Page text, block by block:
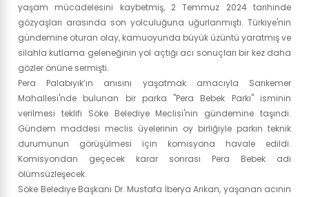
yaşam mücadelesini kaybetmiş, 2 Temmuz 2024 tarihinde
gözyaşları arasında son yolculuğuna uğurlanmıştı. Türkiye'nin
gündemine oturan olay, kamuoyunda büyük üzüntü yaratmış ve
silahla kutlama geleneğinin yol açtığı acı sonuçları bir kez daha
gözler önüne sermişti.
Pera Palabıyık’ın anısını yaşatmak amacıyla Sarıkemer
Mahallesi'nde bulunan bir parka "Pera Bebek Parkı" isminin
verilmesi teklifi Söke Belediye Meclisi'nin gündemine taşındı.
Gündem maddesi meclis üyelerinin oy birliğiyle parkın teknik
durumunun görüşülmesi için komisyona havale edildi.
Komisyondan geçecek karar sonrası Pera Bebek adı
ölümsüzleşecek.
Söke Belediye Başkanı Dr. Mustafa İberya Arıkan, yaşanan acının